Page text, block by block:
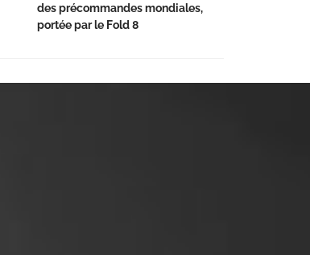
des précommandes mondiales,
portée par le Fold 8